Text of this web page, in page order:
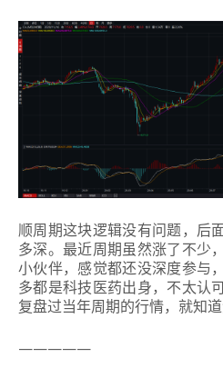
顺周期这块逻辑没有问题，后
多深。 最近周期虽然涨了不少
小伙伴，感觉都还没深度参与
多都是科技医药出身，不太认
复盘过当年周期的行情，就知道
—————